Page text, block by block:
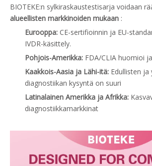
BIOTEKE:n sylkiraskaustestisarja voidaan
alueellisten markkinoiden mukaan :
Eurooppa: CE-sertifioinnin ja EU-
IVDR-käsittely.
Pohjois-Amerikka: FDA/CLIA huomioi
Kaakkois-Aasia ja Lähi-itä: Edullisten ja
diagnostiikan kysyntä on suuri
Latinalainen Amerikka ja Afrikka:
diagnostiikkamarkkinat